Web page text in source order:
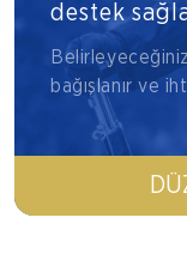
destek
bağışlanır ve